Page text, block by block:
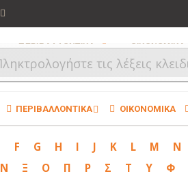
ΠΕΡΙΒΑΛΛΟΝΤΙΚΑ ΟΙΚΟΝΟΜΙΚΑ
ΠΕΡΙΒΑΛΛΟΝΤΙΚΑ ΟΙΚΟΝΟΜΙΚΑ
F G H I J K L M N
Ν
Ξ Ο Π Ρ Σ Τ Υ Φ